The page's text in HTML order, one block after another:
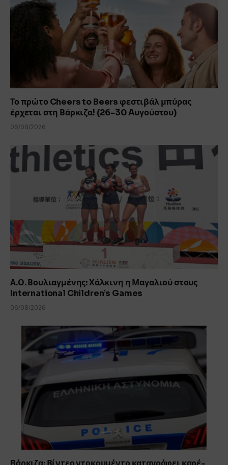
Το πρώτο Cheers to Beers φεστιβάλ μπύρας
έρχεται στη Βάρκιζα! (26-30 Aυγούστου)
06/08/2026
Α.Ο. Βουλιαγμένης: Χάλκινη η Μαγαλιού στους
International Children’s Games
06/08/2026